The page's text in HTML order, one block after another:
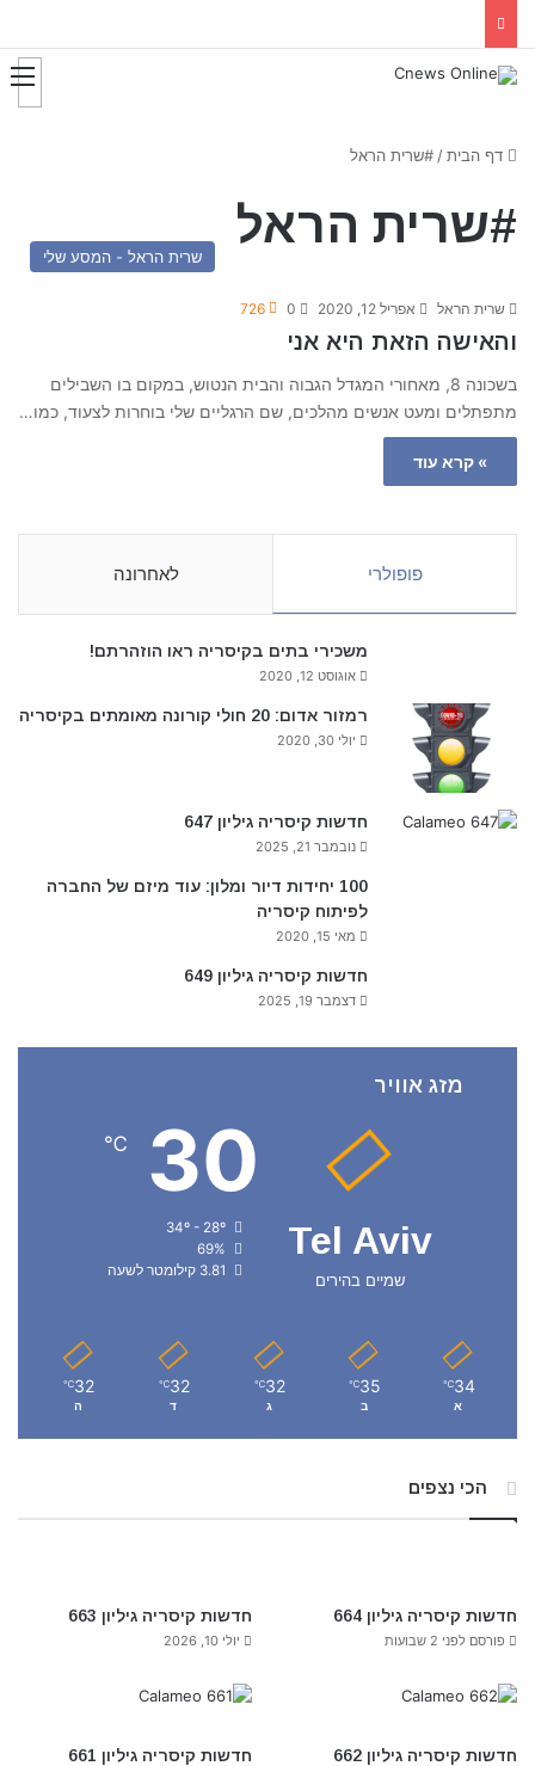
דף הבית/ #שרית הראל
#שרית הראל
שרית הראל - המסע שלי
שרית הראל אפריל 12, 2020 0
726
והאישה הזאת היא אני
בשכונה 8, מאחורי המגדל הגבוה והבית הנטוש, במקום בו השבילים
מתפתלים ומעט אנשים מהלכים, שם הרגליים שלי בוחרות לצעוד, כמו…
» קרא עוד
פופולרי לאחרונה
משכירי בתים בקיסריה ראו הוזהרתם!
אוגוסט 12, 2020
רמזור אדום: 20 חולי קורונה מאומתים בקיסריה
יולי 30, 2020
חדשות קיסריה גיליון 647
נובמבר 21, 2025
100 יחידות דיור ומלון: עוד מיזם של החברה
לפיתוח קיסריה
מאי 15, 2020
חדשות קיסריה גיליון 649
דצמבר 19, 2025
מזג אוויר
Tel Aviv
שמיים בהירים
30
℃
34º - 28º
69%
3.81 קילומטר לשעה
34
℃
א
35
℃
ב
32
℃
ג
32
℃
ד
32
℃
ה
הכי נצפים
חדשות קיסריה גיליון 664
פורסם לפני 2 שבועות
חדשות קיסריה גיליון 663
יולי 10, 2026
חדשות קיסריה גיליון 662 חדשות קיסריה גיליון 661